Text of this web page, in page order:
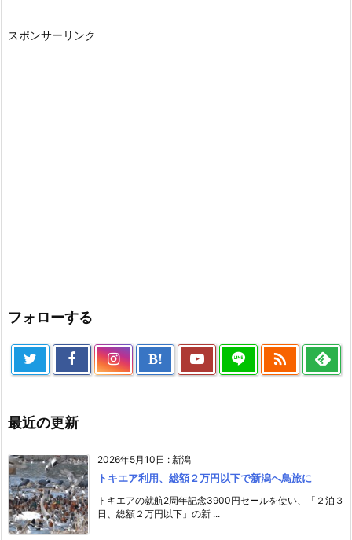
スポンサーリンク
フォローする
B! 
最近の更新
2026年5月10日 : 新潟
トキエア利用、総額２万円以下で新潟へ鳥旅に
トキエアの就航2周年記念3900円セールを使い、「２泊３
日、総額２万円以下」の新 ...